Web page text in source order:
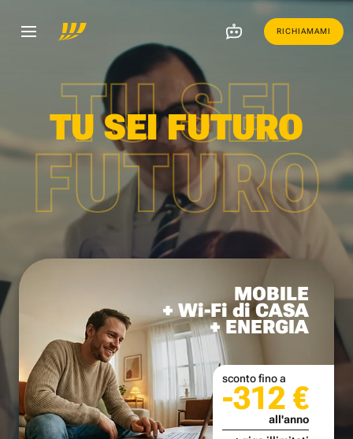
RICHIAMAMI
TU SEI
FUTURO
TU SEI FUTURO
MOBILE
+ Wi-Fi di CASA
+ ENERGIA
sconto fino a
-312 €
all'anno